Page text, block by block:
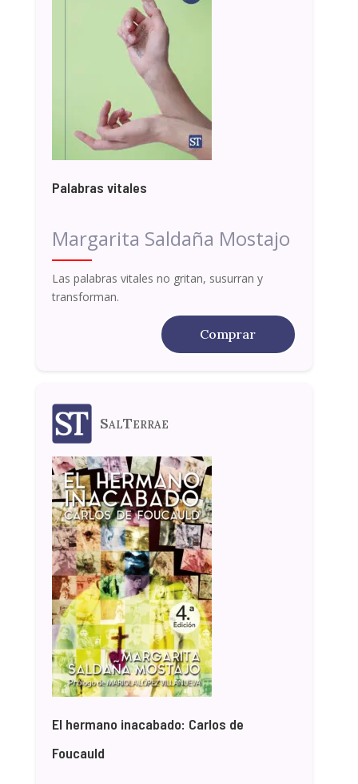
Palabras vitales
Margarita Saldaña Mostajo
Las palabras vitales no gritan, susurran y
transforman.
Comprar
SalTerrae
El hermano inacabado: Carlos de
Foucauld